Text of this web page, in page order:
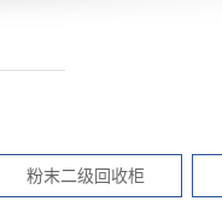
粉末二级回收柜